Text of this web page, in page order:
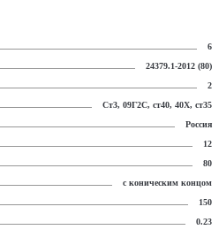
6
24379.1-2012 (80)
2
Ст3, 09Г2С, ст40, 40Х, ст35
Россия
12
80
с коническим концом
150
0.23